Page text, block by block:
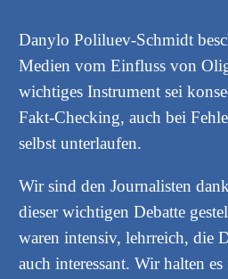
Danylo Poliluev-Schmidt
Medien vom Einfluss von
wichtiges Instrument sei
Fakt-Checking, auch bei
selbst unterlaufen.
Wir sind den Journalisten
dieser wichtigen Debatte
waren intensiv, lehrreich, die
auch interessant. Wir halten